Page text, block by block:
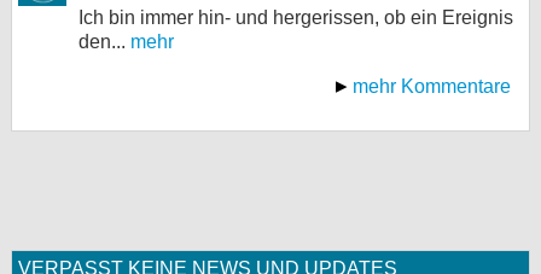
Ich bin immer hin- und hergerissen, ob ein Ereignis
den... mehr
mehr Kommentare
VERPASST KEINE NEWS UND UPDATES